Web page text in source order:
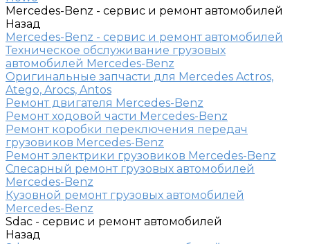
Mercedes-Benz - сервис и ремонт автомобилей
Назад
Mercedes-Benz - сервис и ремонт автомобилей
Техническое обслуживание грузовых
автомобилей Mercedes-Benz
Оригинальные запчасти для Mercedes Actros,
Atego, Arocs, Antos
Ремонт двигателя Mercedes-Benz
Ремонт ходовой части Mercedes-Benz
Ремонт коробки переключения передач
грузовиков Mercedes-Benz
Ремонт электрики грузовиков Mercedes-Benz
Слесарный ремонт грузовых автомобилей
Mercedes-Benz
Кузовной ремонт грузовых автомобилей
Mercedes-Benz
Sdac - сервис и ремонт автомобилей
Назад